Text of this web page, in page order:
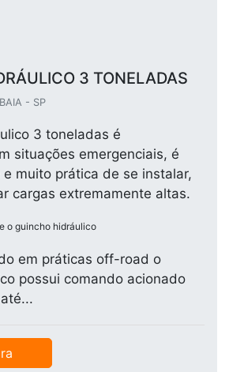
3 TONELADAS
- SP
3 toneladas é
situações emergenciais, é
e muito prática de se instalar,
cargas extremamente altas.
o guincho hidráulico
em práticas off-road o
possui comando acionado